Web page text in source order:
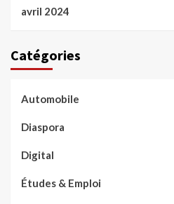
avril 2024
Catégories
Automobile
Diaspora
Digital
Études & Emploi